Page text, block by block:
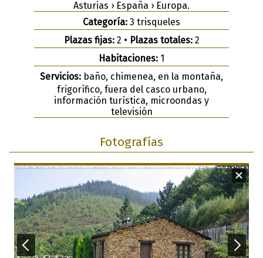
Asturias › España › Europa.
Categoría: 3 trisqueles
Plazas fijas:2 • Plazas totales:2
Habitaciones: 1
Servicios: baño, chimenea, en la montaña,
frigorífico, fuera del casco urbano,
información turística, microondas y
televisión
Fotografías